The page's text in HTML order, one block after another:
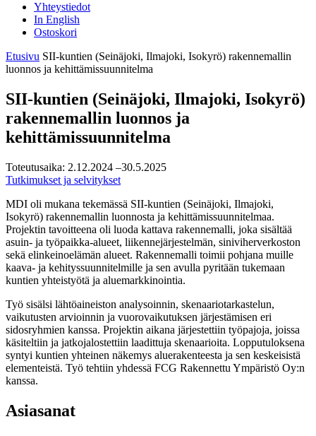
Yhteystiedot
In English
Ostoskori
Etusivu SII-kuntien (Seinäjoki, Ilmajoki, Isokyrö) rakennemallin
luonnos ja kehittämissuunnitelma
SII-kuntien (Seinäjoki, Ilmajoki, Isokyrö)
rakennemallin luonnos ja
kehittämissuunnitelma
Toteutusaika: 2.12.2024 –30.5.2025
Tutkimukset ja selvitykset
MDI oli mukana tekemässä SII-kuntien (Seinäjoki, Ilmajoki,
Isokyrö) rakennemallin luonnosta ja kehittämissuunnitelmaa.
Projektin tavoitteena oli luoda kattava rakennemalli, joka sisältää
asuin- ja työpaikka-alueet, liikennejärjestelmän, siniviherverkoston
sekä elinkeinoelämän alueet. Rakennemalli toimii pohjana muille
kaava- ja kehityssuunnitelmille ja sen avulla pyritään tukemaan
kuntien yhteistyötä ja aluemarkkinointia.
Työ sisälsi lähtöaineiston analysoinnin, skenaariotarkastelun,
vaikutusten arvioinnin ja vuorovaikutuksen järjestämisen eri
sidosryhmien kanssa. Projektin aikana järjestettiin työpajoja, joissa
käsiteltiin ja jatkojalostettiin laadittuja skenaarioita. Lopputuloksena
syntyi kuntien yhteinen näkemys aluerakenteesta ja sen keskeisistä
elementeistä. Työ tehtiin yhdessä FCG Rakennettu Ympäristö Oy:n
kanssa.
Asiasanat